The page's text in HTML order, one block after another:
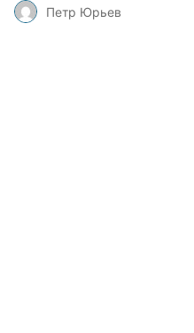
Петр Юрьев